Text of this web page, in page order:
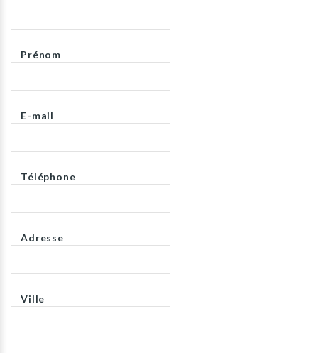
Prénom
E-mail
Téléphone
Adresse
Ville